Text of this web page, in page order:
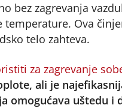
bez zagrevanja
temperature. Ova
telo zahteva.
za zagrevanje
ali je
omogućava uštedu i